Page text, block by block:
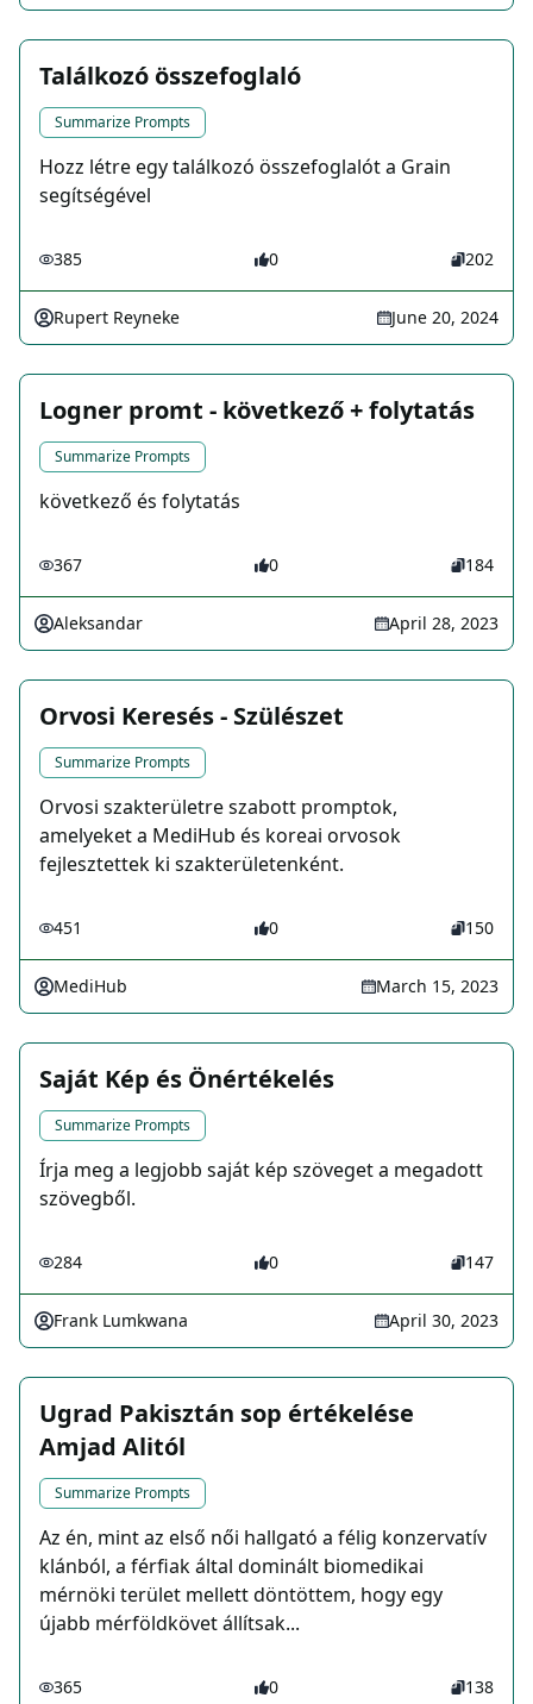
Találkozó összefoglaló
Summarize Prompts
Hozz létre egy találkozó összefoglalót a Grain
segítségével
385 0 202
Rupert Reyneke June 20, 2024
Logner promt - következő + folytatás
Summarize Prompts
következő és folytatás
367 0 184
Aleksandar April 28, 2023
Orvosi Keresés - Szülészet
Summarize Prompts
Orvosi szakterületre szabott promptok,
amelyeket a MediHub és koreai orvosok
fejlesztettek ki szakterületenként.
451 0 150
MediHub March 15, 2023
Saját Kép és Önértékelés
Summarize Prompts
Írja meg a legjobb saját kép szöveget a megadott
szövegből.
284 0 147
Frank Lumkwana April 30, 2023
Ugrad Pakisztán sop értékelése
Amjad Alitól
Summarize Prompts
Az én, mint az első női hallgató a félig konzervatív
klánból, a férfiak által dominált biomedikai
mérnöki terület mellett döntöttem, hogy egy
újabb mérföldkövet állítsak...
365 0 138